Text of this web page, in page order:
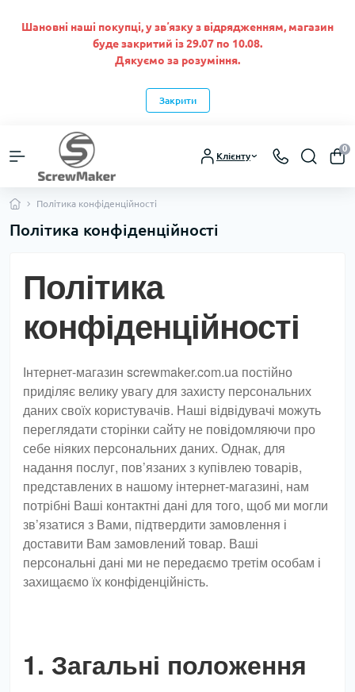
Шановні наші покупці, у звʼязку з відрядженням, магазин
буде закритий із 29.07 по 10.08.
Дякуємо за розуміння.
Закрити
Клієнту
0
Політика конфіденційності
Політика конфіденційності
Політика
конфіденційності
Інтернет-магазин screwmaker.com.ua постійно
приділяє велику увагу для захисту персональних
даних своїх користувачів. Наші відвідувачі можуть
переглядати сторінки сайту не повідомляючи про
себе ніяких персональних даних. Однак, для
надання послуг, пов’язаних з купівлею товарів,
представлених в нашому інтернет-магазині, нам
потрібні Ваші контактні дані для того, щоб ми могли
зв’язатися з Вами, підтвердити замовлення і
доставити Вам замовлений товар. Ваші
персональні дані ми не передаємо третім особам і
захищаємо їх конфіденційність.
1. Загальні положення